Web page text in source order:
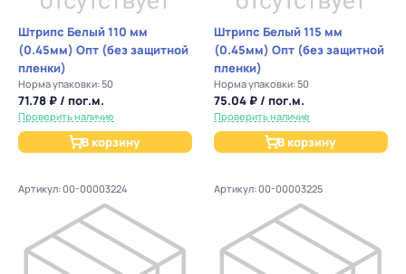
Штрипс Белый 110 мм
(0.45мм) Опт (без защитной
пленки)
Норма упаковки: 50
71.78 ₽ / пог.м.
Проверить наличие
В корзину
Штрипс Белый 115 мм
(0.45мм) Опт (без защитной
пленки)
Норма упаковки: 50
75.04 ₽ / пог.м.
Проверить наличие
В корзину
Артикул: 00-00003224 Артикул: 00-00003225